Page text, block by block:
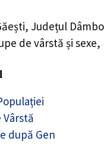
Județul
de vârstă și
Vârstă
după Gen